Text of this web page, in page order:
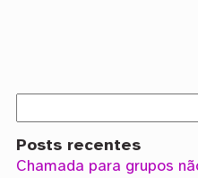
Posts recentes
Chamada para grupos